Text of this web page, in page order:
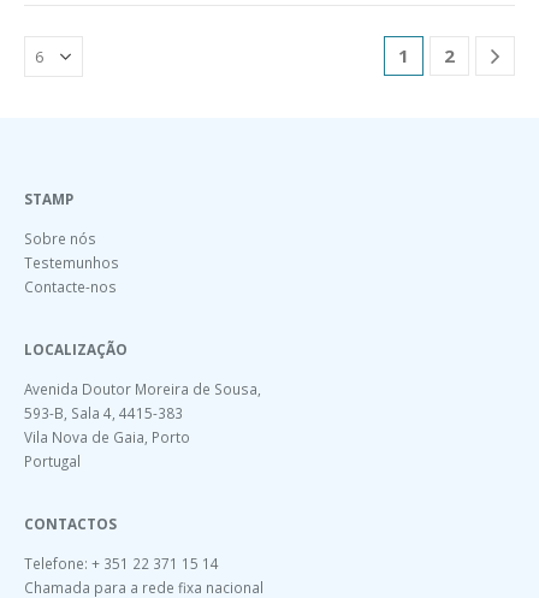
1 2
STAMP
Sobre nós
Testemunhos
Contacte-nos
LOCALIZAÇÃO
Avenida Doutor Moreira de Sousa,
593-B, Sala 4, 4415-383
Vila Nova de Gaia, Porto
Portugal
CONTACTOS
Telefone: + 351 22 371 15 14
Chamada para a rede fixa nacional